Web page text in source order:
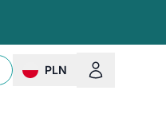
PLN
change currency or